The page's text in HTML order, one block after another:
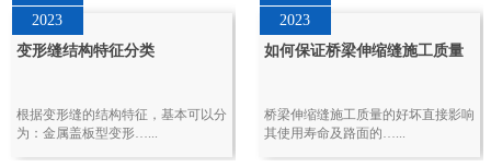
2023
变形缝结构特征分类
根据变形缝的结构特征，基本可以分
为：金属盖板型变形…...
2023
如何保证桥梁伸缩缝施工质量
桥梁伸缩缝施工质量的好坏直接影响
其使用寿命及路面的…...